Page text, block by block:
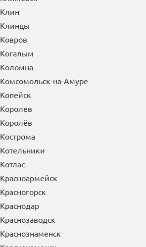
Клин
Клинцы
Ковров
Когалым
Коломна
Комсомольск-на-Амуре
Копейск
Королев
Королёв
Кострома
Котельники
Котлас
Красноармейск
Красногорск
Краснодар
Краснозаводск
Краснознаменск